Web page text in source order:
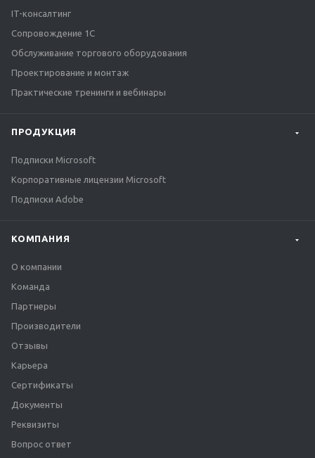
IT-консалтинг
Сопровождение 1С
Обслуживание торгового оборудования
Проектирование и монтаж
Практические тренинги и вебинары
ПРОДУКЦИЯ
Подписки Microsoft
Корпоративные лицензии Microsoft
Подписки Adobe
КОМПАНИЯ
О компании
Команда
Партнеры
Производители
Отзывы
Карьера
Сертификаты
Документы
Реквизиты
Вопрос ответ